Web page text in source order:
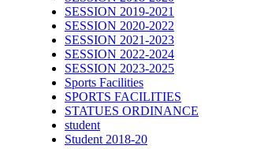
SESSION 2019-2021
SESSION 2020-2022
SESSION 2021-2023
SESSION 2022-2024
SESSION 2023-2025
Sports Facilities
SPORTS FACILITIES
STATUES ORDINANCE
student
Student 2018-20